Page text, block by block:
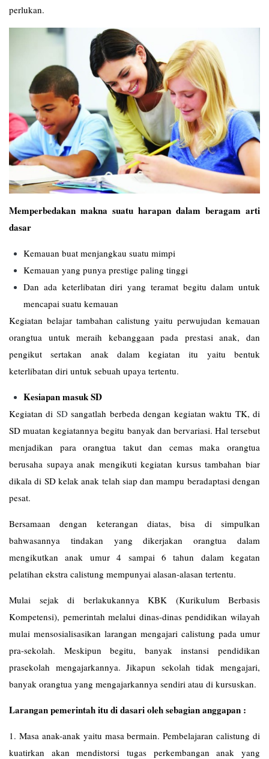
perlukan.
Memperbedakan makna suatu harapan dalam beragam arti
dasar
Kemauan buat menjangkau suatu mimpi
Kemauan yang punya prestige paling tinggi
Dan ada keterlibatan diri yang teramat begitu dalam untuk
mencapai suatu kemauan
Kegiatan belajar tambahan calistung yaitu perwujudan kemauan
orangtua untuk meraih kebanggaan pada prestasi anak, dan
pengikut sertakan anak dalam kegiatan itu yaitu bentuk
keterlibatan diri untuk sebuah upaya tertentu.
Kesiapan masuk SD
Kegiatan di SDsangatlah berbeda dengan kegiatan waktu TK, di
SD muatan kegiatannya begitu banyak dan bervariasi. Hal tersebut
menjadikan para orangtua takut dan cemas maka orangtua
berusaha supaya anak mengikuti kegiatan kursus tambahan biar
dikala di SD kelak anak telah siap dan mampu beradaptasi dengan
pesat.
Bersamaan dengan keterangan diatas, bisa di simpulkan
bahwasannya tindakan yang dikerjakan orangtua dalam
mengikutkan anak umur 4 sampai 6 tahun dalam kegatan
pelatihan ekstra calistung mempunyai alasan-alasan tertentu.
Mulai sejak di berlakukannya KBK (Kurikulum Berbasis
Kompetensi), pemerintah melalui dinas-dinas pendidikan wilayah
mulai mensosialisasikan larangan mengajari calistung pada umur
pra-sekolah. Meskipun begitu, banyak instansi pendidikan
prasekolah mengajarkannya. Jikapun sekolah tidak mengajari,
banyak orangtua yang mengajarkannya sendiri atau di kursuskan.
Larangan pemerintah itu di dasari oleh sebagian anggapan :
1. Masa anak-anak yaitu masa bermain. Pembelajaran calistung di
kuatirkan akan mendistorsi tugas perkembangan anak yang